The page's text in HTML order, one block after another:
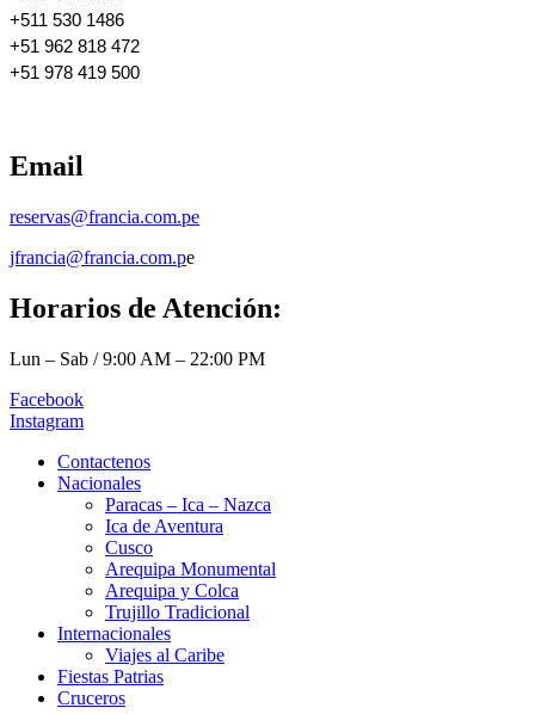
+511 530 1486
+51 962 818 472
+51 978 419 500
Email
reservas@francia.com.pe
jfrancia@francia.com.pe
Horarios de Atención:
Lun – Sab / 9:00 AM – 22:00 PM
Facebook
Instagram
Contactenos
Nacionales
Paracas – Ica – Nazca
Ica de Aventura
Cusco
Arequipa Monumental
Arequipa y Colca
Trujillo Tradicional
Internacionales
Viajes al Caribe
Fiestas Patrias
Cruceros